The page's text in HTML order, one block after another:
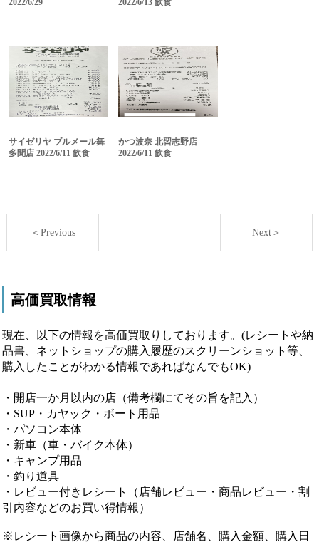
2022/6/29 2022/6/13 飲食
サイゼリヤ ブルメール舞
多聞店 2022/6/11 飲食
かつ波奈 北習志野店
2022/6/11 飲食
＜Previous Next＞
高価買取情報
現在、以下の情報を高価買取りしております。(レシートや納
品書、ネットショップの購入履歴のスクリーンショット等、
購入したことがわかる情報であればなんでもOK)
・開店一か月以内の店（備考欄にてその旨を記入）
・SUP・カヤック・ボート用品
・パソコン本体
・新車（車・バイク本体）
・キャンプ用品
・釣り道具
・レビュー付きレシート（店舗レビュー・商品レビュー・割
引内容などのお買い得情報）
※レシート画像から商品の内容、店舗名、購入金額、購入日